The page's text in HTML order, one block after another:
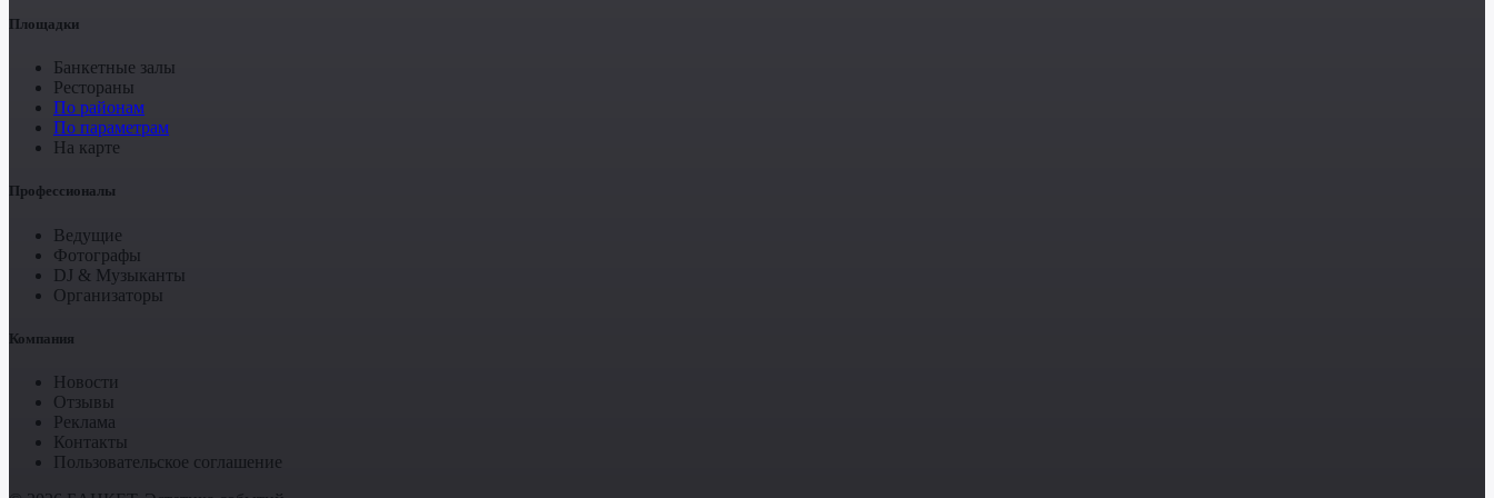
Площадки
Банкетные залы
Рестораны
По районам
По параметрам
На карте
Профессионалы
Ведущие
Фотографы
DJ & Музыканты
Организаторы
Компания
Новости
Отзывы
Реклама
Контакты
Пользовательское соглашение